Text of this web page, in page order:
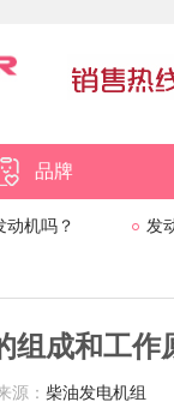
品牌
动机吗？ 发
组成和工作
源： 柴油发电机组